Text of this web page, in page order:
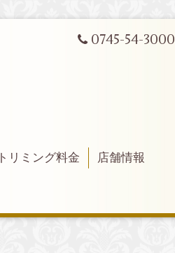
0745-54-3000
トリミング料金
店舗情報